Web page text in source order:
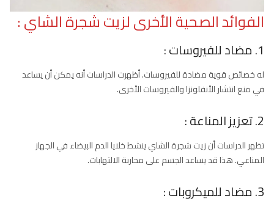
الفوائد الصحية الأخرى لزيت شجرة الشاي:
1. مضاد للفيروسات :
له خصائص قوية مضادة للفيروسات. أظهرت الدراسات أنه يمكن أن يساعد
في منع انتشار الأنفلونزا والفيروسات الأخرى.
2. تعزيز المناعة :
تظهر الدراسات أن زيت شجرة الشاي ينشط خلايا الدم البيضاء في الجهاز
المناعي. هذا قد يساعد الجسم على محاربة الالتهابات.
3. مضاد للميكروبات :